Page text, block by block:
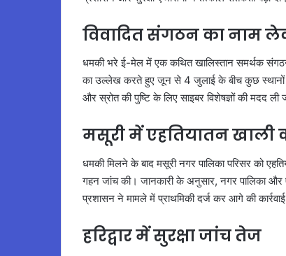
विवादित संगठन का नाम
धमकी भरे ई-मेल में एक कथित खालिस्तान समर्थक
का उल्लेख करते हुए जून से 4 जुलाई के बीच कुछ स्थानों
और स्रोत की पुष्टि के लिए साइबर विशेषज्ञों की मदद ली
मसूरी में एहतियातन खाली
धमकी मिलने के बाद मसूरी नगर पालिका परिसर को
गहन जांच की। जानकारी के अनुसार, नगर पालिका और
प्रशासन ने मामले में प्राथमिकी दर्ज कर आगे की
हरिद्वार में सुरक्षा जांच तेज